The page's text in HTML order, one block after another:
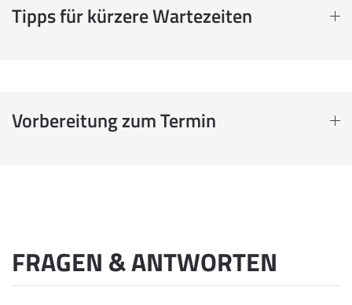
Tipps für kürzere Wartezeiten
Vorbereitung zum Termin
FRAGEN & ANTWORTEN